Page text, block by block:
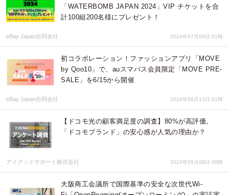
「WATERBOMB JAPAN 2024」VIP チケットを合
計100組200名様にプレゼント！
eBay Japan合同会社 2024年07月08日 01時
初コラボレーション！ファッションアプリ「MOVE
by Qoo10」で、auスマパス会員限定「MOVE PRE-
SALE」を6/15から開催
eBay Japan合同会社 2024年06月13日 01時
【ドコモ光の顧客満足度の調査】80%が高評価。
「ドコモブランド」の安心感が人気の理由か？
アイグッドサポート株式会社 2024年05月08日 00時
大阪商工会議所で国際基準の安全な次世代Wi-